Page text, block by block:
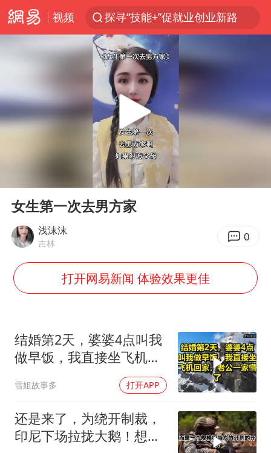
视频
探寻“技能+”促就业创业新路
印度暴发金迪普拉病毒
美国退回1000亿美元关税
“事业单位招聘不是人情买卖”
“银行午休1.5小时”留个窗口行不行
如何把百年大党建设得更加坚强有力
余承东口误将24999元电脑报成2499
你常吃的兰州拉面要改名了
李嫣近照曝光
总书记关心百姓身边这些民生大事
Play
女生第一次去男方家
浅沫沫
吉林 0
打开网易新闻 体验效果更佳
结婚第2天，婆婆4点叫我
做早饭，我直接坐飞机回
家，老公一家懵了！
雪姐故事多 打开APP
还是来了，为绕开制裁，
印尼下场拉拢大鹅！想让